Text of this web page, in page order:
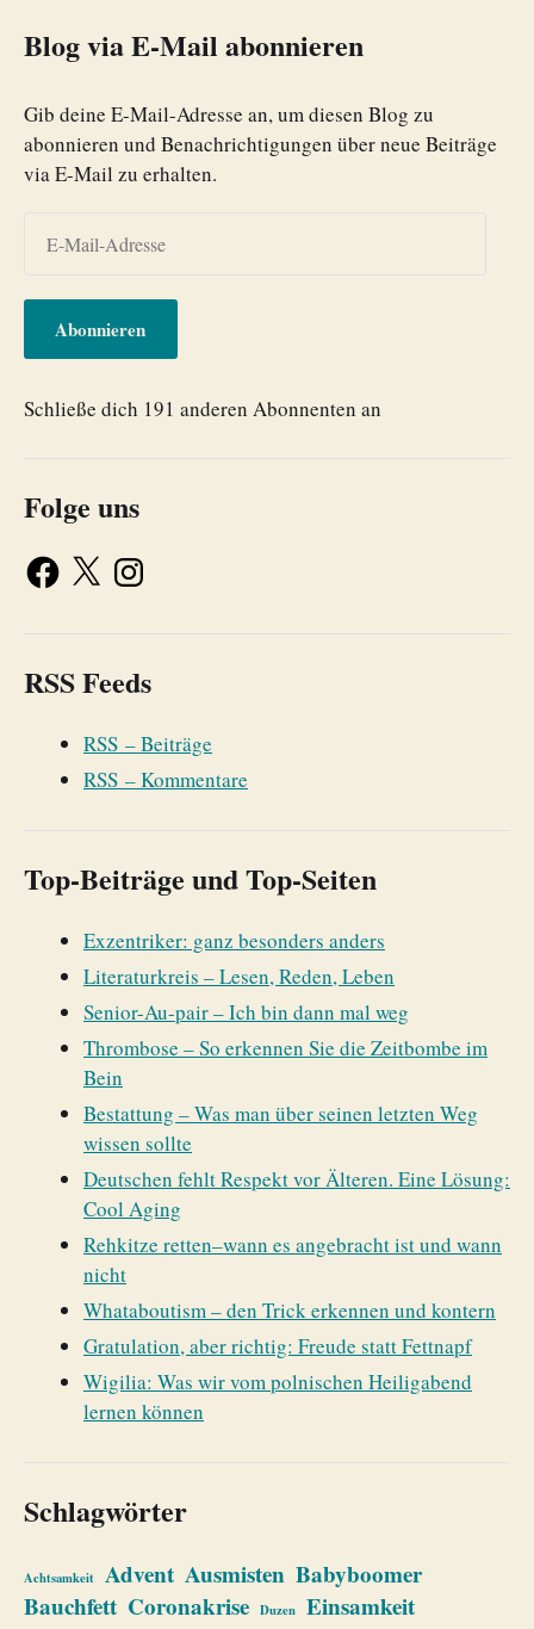
Blog via E-Mail abonnieren
Gib deine E-Mail-Adresse an, um diesen Blog zu
abonnieren und Benachrichtigungen über neue Beiträge
via E-Mail zu erhalten.
Abonnieren
Schließe dich 191 anderen Abonnenten an
Folge uns
RSS Feeds
RSS – Beiträge
RSS – Kommentare
Top-Beiträge und Top-Seiten
Exzentriker: ganz besonders anders
Literaturkreis – Lesen, Reden, Leben
Senior-Au-pair – Ich bin dann mal weg
Thrombose – So erkennen Sie die Zeitbombe im
Bein
Bestattung – Was man über seinen letzten Weg
wissen sollte
Deutschen fehlt Respekt vor Älteren. Eine Lösung:
Cool Aging
Rehkitze retten–wann es angebracht ist und wann
nicht
Whataboutism – den Trick erkennen und kontern
Gratulation, aber richtig: Freude statt Fettnapf
Wigilia: Was wir vom polnischen Heiligabend
lernen können
Schlagwörter
Achtsamkeit Advent Ausmisten Babyboomer
Bauchfett Coronakrise Duzen Einsamkeit